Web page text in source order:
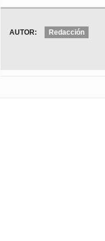
AUTOR: Redacción